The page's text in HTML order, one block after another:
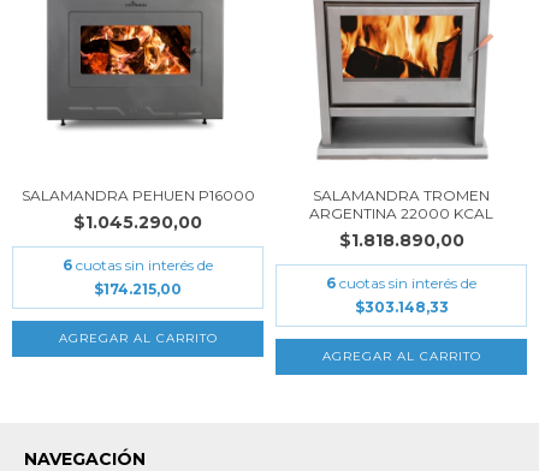
SALAMANDRA PEHUEN P16000
$1.045.290,00
6 cuotas sin interés de
$174.215,00
SALAMANDRA TROMEN
ARGENTINA 22000 KCAL
$1.818.890,00
6 cuotas sin interés de
$303.148,33
NAVEGACIÓN